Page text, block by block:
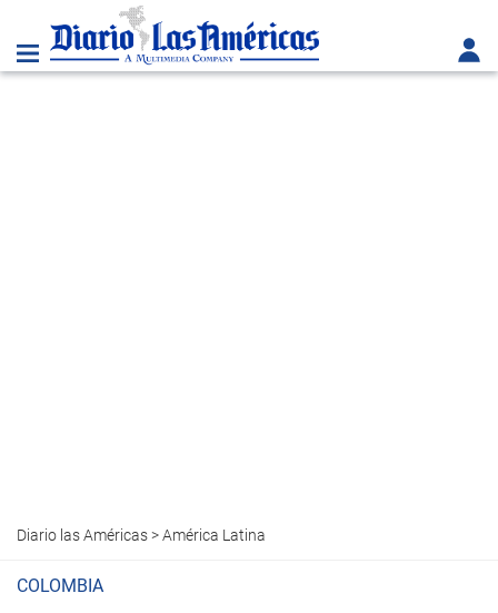
Diario las Américas>América Latina
COLOMBIA